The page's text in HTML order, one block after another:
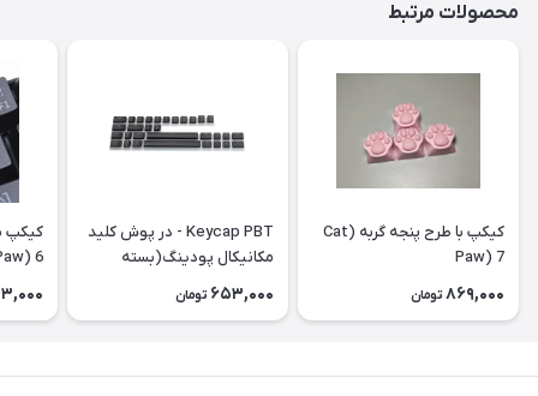
محصولات مرتبط
کیکپ با طرح پنجه گربه (Cat
Paw) 7
869,000 تومان
Keycap PBT - در پوش کلید
مکانیکال پودینگ(بسته
الحاقی) Extra Pudding
653,000 تومان
6